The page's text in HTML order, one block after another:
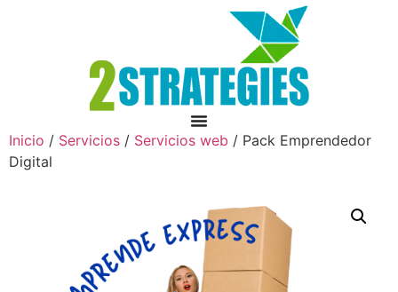
Inicio / Servicios / Servicios web / Pack Emprendedor
Digital